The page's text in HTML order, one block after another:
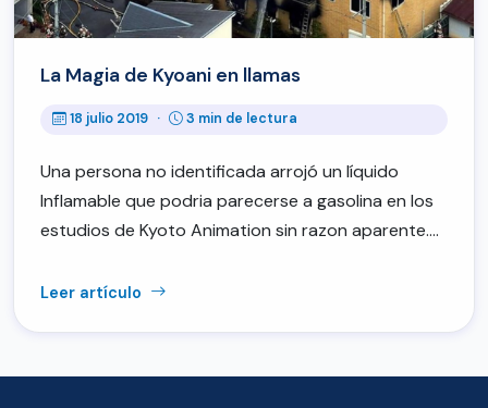
La Magia de Kyoani en llamas
18 julio 2019 · 3 min de lectura
Una persona no identificada arrojó un líquido
Inflamable que podria parecerse a gasolina en los
estudios de Kyoto Animation sin razon aparente.…
Leer artículo